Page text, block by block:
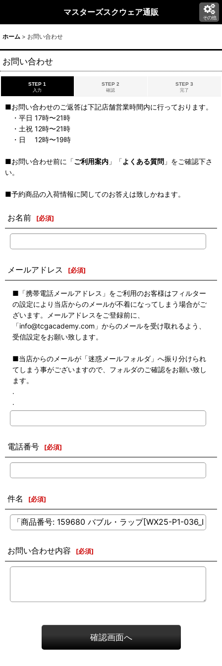
マスターズスクウェア通販
その他
ホーム > お問い合わせ
お問い合わせ
STEP 1
入力
STEP 2
確認
STEP 3
完了
■お問い合わせのご返答は下記店舗営業時間内に行っております。
・平日 17時〜21時
・土祝 12時〜21時
・日 12時〜19時
■お問い合わせ前に「ご利用案内 」「よくある質問 」をご確認下さ
い。
■予約商品の入荷情報に関してのお答えは致しかねます。
お名前 [必須]
メールアドレス [必須]
■「携帯電話メールアドレス」をご利用のお客様はフィルター
の設定により当店からのメールが不着になってしまう場合がご
ざいます。メールアドレスをご登録前に、
「info@tcgacademy.com」からのメールを受け取れるよう、
受信設定をお願い致します。
■当店からのメールが「迷惑メールフォルダ」へ振り分けられ
てしまう事がございますので、フォルダのご確認をお願い致し
ます。
.
.
電話番号 [必須]
件名 [必須]
お問い合わせ内容 [必須]
確認画面へ